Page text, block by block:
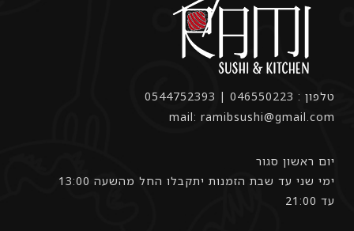
טלפון : 046550223 | 0544752393
mail: ramibsushi@gmail.com
יום ראשון סגור
ימי שני עד שבת הזמנות יתקבלו החל מהשעה 13:00
עד 21:00